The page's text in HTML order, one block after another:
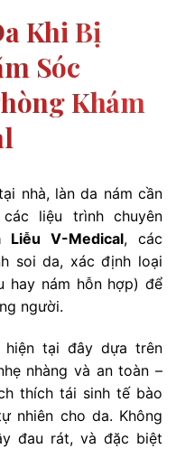
Khi Bị
Sóc
Khám
nhà, làn da nám cần
liệu trình chuyên
Liễu V-Medical, các
soi da, xác định loại
hay nám hỗn hợp) để
người.
tại đây dựa trên
nhàng và an toàn –
thích tái sinh tế bào
nhiên cho da. Không
đau rát, và đặc biệt